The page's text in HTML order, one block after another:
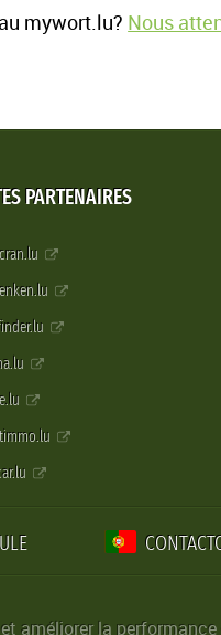
mywort.lu? Nous
PARTENAIRES
améliorer la